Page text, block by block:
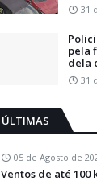
31
pela
dela
31
ÚLTIMAS
05 de Agosto de
Ventos de até 100